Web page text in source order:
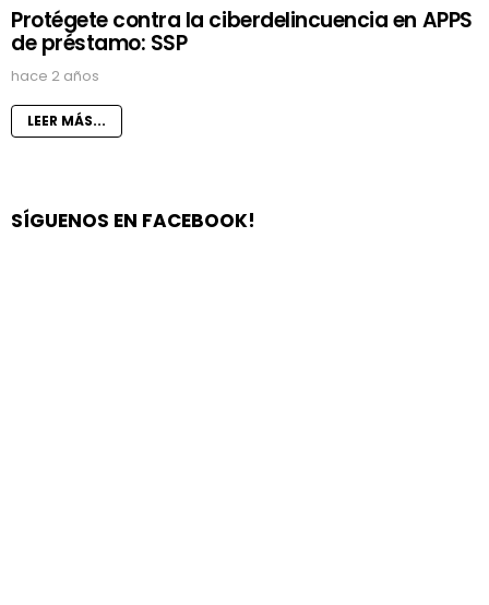
Protégete contra la ciberdelincuencia en APPS
de préstamo: SSP
hace 2 años
LEER MÁS...
SÍGUENOS EN FACEBOOK!